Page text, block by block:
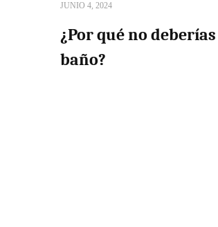
JUNIO 4, 2024
¿Por qué no
baño?